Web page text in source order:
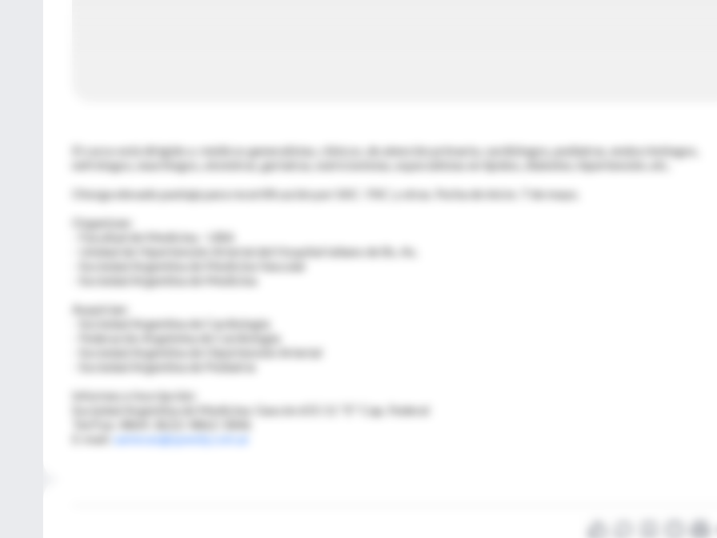
El curso está dirigido a médicos generalistas, clínicos, de atención primaria, cardiólogos, pediatras, endocrinólogos,
nefrólogos, neurólogos, obstetras, geriatras, nutricionistas, especialistas en lípidos, diabetes, hipertensión, etc.
Otorga elevado puntaje para recertificación por SAC- FAC y otras. Fecha de inicio: 7 de mayo.
Organizan:
- Facultad de Medicina - UBA
- Unidad de Hipertensión Arterial del Hospital Ialiano de Bs. As.
Auspician:
- Sociedad Argentina de Cardiología
- Federación Argetnina de Cardiología
- Sociedad Argentina de Hipertensión Arterial
Informes e Inscripción:
Sociedad Argentina de Medicina: Gascón 655 11 "E" Cap. Federal